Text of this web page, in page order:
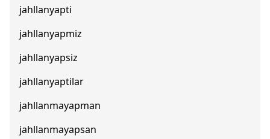
jahllanyapti
jahllanyapmiz
jahllanyapsiz
jahllanyaptilar
jahllanmayapman
jahllanmayapsan